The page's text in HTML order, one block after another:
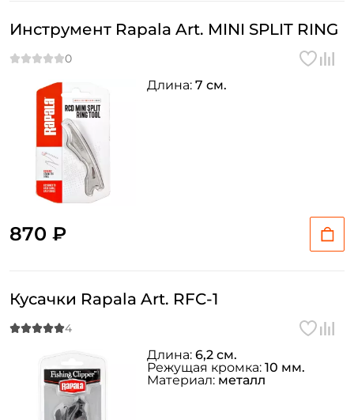
Инструмент Rapala Art. MINI SPLIT RING
870 ₽
Длина: 7 см.
Кусачки Rapala Art. RFC-1
Длина: 6,2 см.
Режущая кромка: 10 мм.
Материал: металл